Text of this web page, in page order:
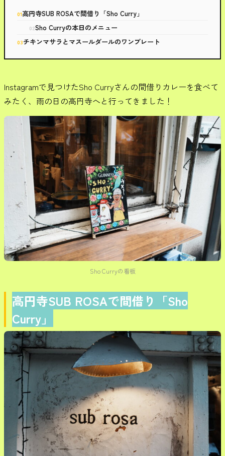
高円寺SUB ROSAで間借り「Sho Curry」
Sho Curryの本日のメニュー
チキンマサラとマスールダールのワンプレート
Instagramで見つけたSho Curryさんの間借りカレーを食べて
みたく、雨の日の高円寺へと行ってきました！
Sho Curryの看板
高円寺SUB ROSAで間借り「Sho
Curry」